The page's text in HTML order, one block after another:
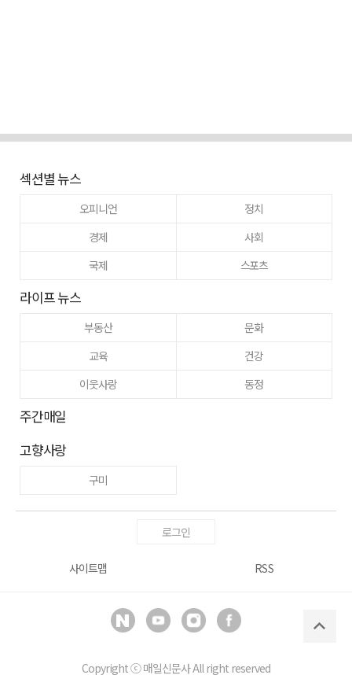
섹션별 뉴스
오피니언
정치
경제
사회
국제
스포츠
라이프 뉴스
부동산
문화
교육
건강
이웃사랑
동정
주간매일
고향사랑
구미
로그인
사이트맵 RSS
Copyright ⓒ매일신문사All right reserved